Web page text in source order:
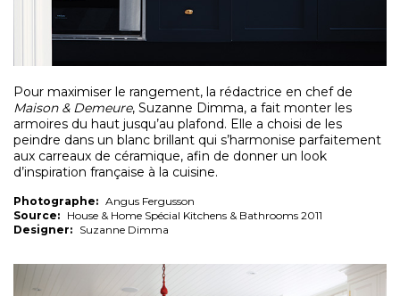
Pour maximiser le rangement, la rédactrice en chef de
Maison & Demeure, Suzanne Dimma, a fait monter les
armoires du haut jusqu’au plafond. Elle a choisi de les
peindre dans un blanc brillant qui s’harmonise parfaitement
aux carreaux de céramique, afin de donner un look
d’inspiration française à la cuisine.
Photographe: Angus Fergusson
Source: House & Home Spécial Kitchens & Bathrooms 2011
Designer: Suzanne Dimma